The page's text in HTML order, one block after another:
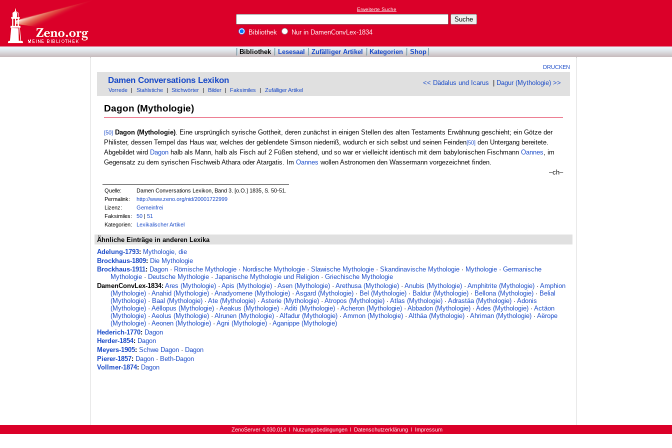
Erweiterte Suche
Bibliothek Nur in DamenConvLex-1834
Bibliothek Lesesaal Zufälliger Artikel Kategorien Shop
DRUCKEN
<< Dädalus und Icarus Dagur (Mythologie) >>
Damen Conversations Lexikon
Vorrede Stahlstiche Stichwörter Bilder Faksimiles Zufälliger Artikel
Dagon (Mythologie)
[50] Dagon (Mythologie). Eine ursprünglich syrische Gottheit, deren zunächst in einigen Stellen des alten Testaments Erwähnung geschieht; ein Götze der
Philister, dessen Tempel das Haus war, welches der geblendete Simson niederriß, wodurch er sich selbst und seinen Feinden[50]den Untergang bereitete.
Abgebildet wird Dagonhalb als Mann, halb als Fisch auf 2 Füßen stehend, und so war er vielleicht identisch mit dem babylonischen Fischmann Oannes , im
Gegensatz zu dem syrischen Fischweib Athara oder Atargatis. Im Oannes wollen Astronomen den Wassermann vorgezeichnet finden.
–ch–
Quelle:
Damen Conversations Lexikon, Band 3. [o.O.] 1835, S. 50-51.
Permalink:
http://www.zeno.org/nid/20001722999
Lizenz:
Gemeinfrei
Faksimiles:
50 |51
Kategorien:
Lexikalischer Artikel
Ähnliche Einträge in anderen Lexika
Adelung-1793: Mythologie, die
Brockhaus-1809: Die Mythologie
Brockhaus-1911: Dagon · Römische Mythologie · Nordische Mythologie ·Slawische Mythologie ·Skandinavische Mythologie · Mythologie ·Germanische
Mythologie· Deutsche Mythologie· Japanische Mythologie und Religion· Griechische Mythologie
DamenConvLex-1834: Ares (Mythologie) ·Apis (Mythologie) ·Asen (Mythologie) ·Arethusa (Mythologie) ·Anubis (Mythologie) ·Amphitrite (Mythologie) ·Amphion
(Mythologie)· Anahid (Mythologie)· Anadyomene (Mythologie)· Asgard (Mythologie)· Bel (Mythologie)· Baldur (Mythologie)· Bellona (Mythologie)· Belial
(Mythologie)· Baal (Mythologie)· Ate (Mythologie)· Asterie (Mythologie)· Atropos (Mythologie)· Atlas (Mythologie)· Adrastäa (Mythologie)· Adonis
(Mythologie)· Aëllopus (Mythologie)· Aeakus (Mythologie)· Aditi (Mythologie)· Acheron (Mythologie)· Abbadon (Mythologie)· Ades (Mythologie)· Actäon
(Mythologie)· Aeolus (Mythologie)· Alrunen (Mythologie)· Alfadur (Mythologie)· Ammon (Mythologie)· Althäa (Mythologie)· Ahriman (Mythologie)· Aërope
(Mythologie)· Aeonen (Mythologie)· Agni (Mythologie)· Aganippe (Mythologie)
Hederich-1770: Dagon
Herder-1854: Dagon
Meyers-1905: Schwe Dagon · Dagon
Pierer-1857: Dagon · Beth-Dagon
Vollmer-1874: Dagon
ZenoServer 4.030.014 Nutzungsbedingungen Datenschutzerklärung Impressum